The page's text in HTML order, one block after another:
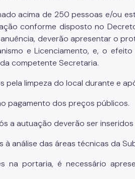
acima de 250 pessoas e/ou
conforme disposto no
deverão apresentar o
e Licenciamento, e, o
competente Secretaria.
pela limpeza do local durante e
pagamento dos preços públicos.
a autuação deverão ser
à análise das áreas técnicas da
na portaria, é necessário